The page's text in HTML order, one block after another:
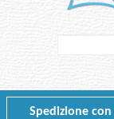
Spedizione con